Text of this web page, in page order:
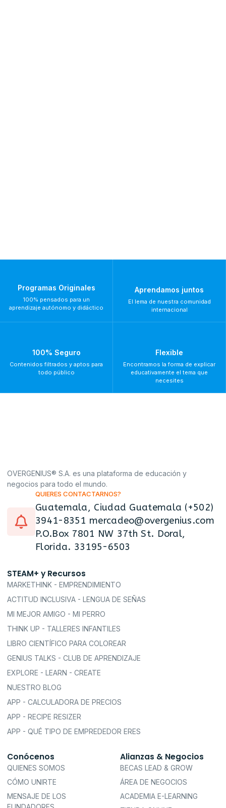
Programas Originales
100% pensados para un
aprendizaje autónomo y didáctico
Aprendamos juntos
El lema de nuestra comunidad
internacional
100% Seguro
Contenidos filtrados y aptos para
todo público
Flexible
Encontramos la forma de explicar
educativamente el tema que
necesites
OVERGENIUS® S.A. es una plataforma de educación y
negocios para todo el mundo.
QUIERES CONTACTARNOS?
Guatemala, Ciudad Guatemala (+502)
3941-8351 mercadeo@overgenius.com
P.O.Box 7801 NW 37th St. Doral,
Florida. 33195-6503
STEAM+ y Recursos
MARKETHINK - EMPRENDIMIENTO
ACTITUD INCLUSIVA - LENGUA DE SEÑAS
MI MEJOR AMIGO - MI PERRO
THINK UP - TALLERES INFANTILES
LIBRO CIENTÍFICO PARA COLOREAR
GENIUS TALKS - CLUB DE APRENDIZAJE
EXPLORE - LEARN - CREATE
NUESTRO BLOG
APP - CALCULADORA DE PRECIOS
APP - RECIPE RESIZER
APP - QUÉ TIPO DE EMPREDEDOR ERES
Conócenos
QUIENES SOMOS
CÓMO UNIRTE
MENSAJE DE LOS
Alianzas & Negocios
BECAS LEAD & GROW
ÁREA DE NEGOCIOS
ACADEMIA E-LEARNING